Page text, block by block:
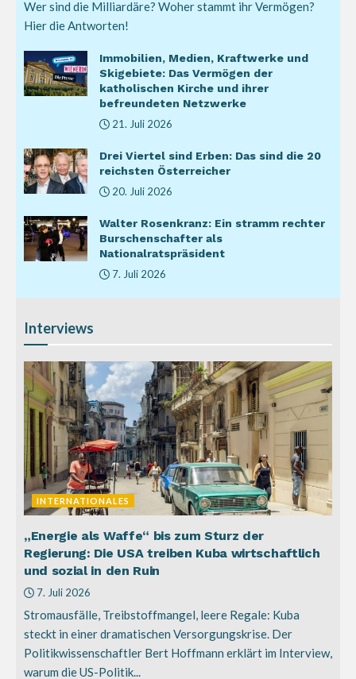
Wer sind die Milliardäre? Woher stammt ihr Vermögen?
Hier die Antworten!
Immobilien, Medien, Kraftwerke und
Skigebiete: Das Vermögen der
katholischen Kirche und ihrer
befreundeten Netzwerke
21. Juli 2026
Drei Viertel sind Erben: Das sind die 20
reichsten Österreicher
20. Juli 2026
Walter Rosenkranz: Ein stramm rechter
Burschenschafter als
Nationalratspräsident
7. Juli 2026
Interviews
INTERNATIONALES
„Energie als Waffe“ bis zum Sturz der
Regierung: Die USA treiben Kuba wirtschaftlich
und sozial in den Ruin
7. Juli 2026
Stromausfälle, Treibstoffmangel, leere Regale: Kuba
steckt in einer dramatischen Versorgungskrise. Der
Politikwissenschaftler Bert Hoffmann erklärt im Interview,
warum die US-Politik...